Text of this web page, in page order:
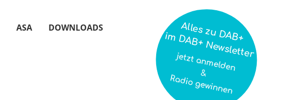
ASA DOWNLOADS Alles zu DAB+
im DAB+ Newsletter
jetzt anmelden
&
Radio gewinnen